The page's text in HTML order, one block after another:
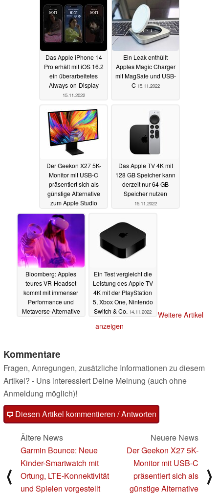
16.11.2022
Das Apple iPhone 14
Pro erhält mit iOS 16.2
ein überarbeitetes
Always-on-Display
15.11.2022
Ein Leak enthüllt
Apples Magic Charger
mit MagSafe und USB-
C 15.11.2022
Der Geekon X27 5K-
Monitor mit USB-C
präsentiert sich als
günstige Alternative
zum Apple Studio
Display15.11.2022
Das Apple TV 4K mit
128 GB Speicher kann
derzeit nur 64 GB
Speicher nutzen
15.11.2022
Bloomberg: Apples
teures VR-Headset
kommt mit immenser
Performance und
Metaverse-Alternative
Ein Test vergleicht die
Leistung des Apple TV
4K mit der PlayStation
5, Xbox One, Nintendo
Switch & Co. 14.11.2022
Weitere Artikel
anzeigen
Kommentare
Fragen, Anregungen, zusätzliche Informationen zu diesem
Artikel? - Uns interessiert Deine Meinung (auch ohne
Anmeldung möglich)!
Diesen Artikel kommentieren / Antworten
⟨
Ältere News
Garmin Bounce: Neue
Kinder-Smartwatch mit
Ortung, LTE-Konnektivität
und Spielen vorgestellt
Neuere News
Der Geekon X27 5K-
Monitor mit USB-C
präsentiert sich als
günstige Alternative
⟩